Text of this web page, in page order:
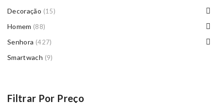
Decoração (15)
Homem (88)
Senhora (427)
Smartwach (9)
Filtrar Por Preço